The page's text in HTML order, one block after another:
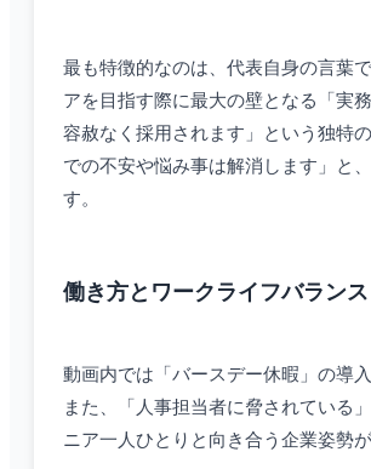
最も特徴的なのは、代表自身の言葉
アを目指す際に最大の壁となる「実
容赦なく採用されます」という独特
での不安や悩み事は解消します」と
す。
働き方とワークライフバランス
動画内では「バースデー休暇」の導
また、「人事担当者に脅されている
ニア一人ひとりと向き合う企業姿勢